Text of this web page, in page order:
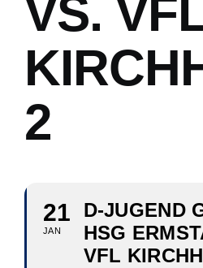
VS.
2
21
JAN
D-JUGEND
HSG
VFL